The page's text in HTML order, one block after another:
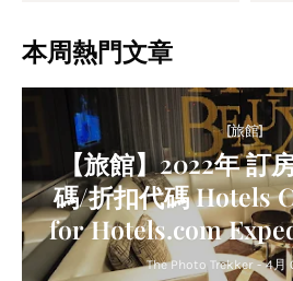
本周熱門文章
[旅館]
【旅館】2022年 訂
碼/折扣代碼 Hotels
for Hotels.com
Agoda
The Photo Trekker - 4月